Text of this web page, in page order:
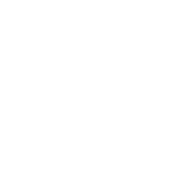
致命的灵魂伴侣。
把一个无害的爱情机器人变成了
about the facility's history,